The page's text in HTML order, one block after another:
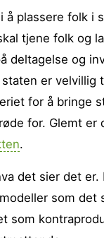
å plassere folk i
tjene folk og
deltagelse og
er velvillig
for å bringe
for. Glemt er
.
det sier det
som
som